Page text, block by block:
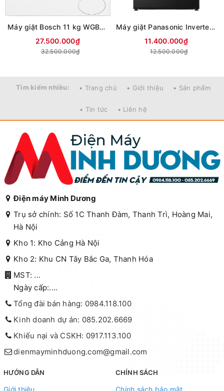
Máy giặt Bosch 11 kg WGB266A90
27.500.000₫
32.500.000₫
Máy giặt Panasonic Inverter 12 kg NA-24VDG1BVT (Mới 2026)
11.400.000₫
12.500.000₫
Tìm kiếm nhiều: • Trang chủ • Giới thiệu • Sản phẩm
• Tin tức • Liên hệ
Điện máy Minh Dương
Trụ sở chính: Số 1C Thanh Đàm, Thanh Trì, Hoàng Mai,
Hà Nội
Kho 1: Kho Cảng Hà Nội
Kho 2: Khu CN Tây Bắc Ga, Thanh Hóa
MST: ...
Ngày cấp:....
Tổng đài bán hàng: 0984.118.100
Kinh doanh dự án: 085.202.6669
Khiếu nại và CSKH: 0917.113.100
dienmayminhduong.com@gmail.com
HƯỚNG DẪN
Giới thiệu
CHÍNH SÁCH
Chính sách bảo mật